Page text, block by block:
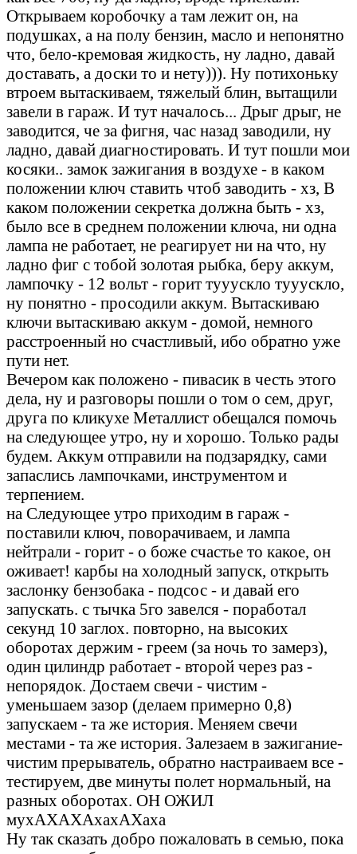
Открываем коробочку а там лежит он, на
подушках, а на полу бензин, масло и непонятно
что, бело-кремовая жидкость, ну ладно, давай
доставать, а доски то и нету))). Ну потихоньку
втроем вытаскиваем, тяжелый блин, вытащили
завели в гараж. И тут началось... Дрыг дрыг, не
заводится, че за фигня, час назад заводили, ну
ладно, давай диагностировать. И тут пошли мои
косяки.. замок зажигания в воздухе - в каком
положении ключ ставить чтоб заводить - хз, В
каком положении секретка должна быть - хз,
было все в среднем положении ключа, ни одна
лампа не работает, не реагирует ни на что, ну
ладно фиг с тобой золотая рыбка, беру аккум,
лампочку - 12 вольт - горит тууускло тууускло,
ну понятно - просодили аккум. Вытаскиваю
ключи вытаскиваю аккум - домой, немного
расстроенный но счастливый, ибо обратно уже
пути нет.
Вечером как положено - пивасик в честь этого
дела, ну и разговоры пошли о том о сем, друг,
друга по кликухе Металлист обещался помочь
на следующее утро, ну и хорошо. Только рады
будем. Аккум отправили на подзарядку, сами
запаслись лампочками, инструментом и
терпением.
на Следующее утро приходим в гараж -
поставили ключ, поворачиваем, и лампа
нейтрали - горит - о боже счастье то какое, он
оживает! карбы на холодный запуск, открыть
заслонку бензобака - подсос - и давай его
запускать. с тычка 5го завелся - поработал
секунд 10 заглох. повторно, на высоких
оборотах держим - греем (за ночь то замерз),
один цилиндр работает - второй через раз -
непорядок. Достаем свечи - чистим -
уменьшаем зазор (делаем примерно 0,8)
запускаем - та же история. Меняем свечи
местами - та же история. Залезаем в зажигание-
чистим прерыватель, обратно настраиваем все -
тестируем, две минуты полет нормальный, на
разных оборотах. ОН ОЖИЛ
мухАХАХАхахАХаха
Ну так сказать добро пожаловать в семью, пока